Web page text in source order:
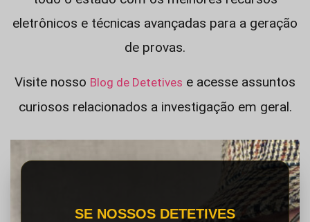
eletrônicos e técnicas avançadas para a geração
de provas.
Visite nosso Blog de Detetives e acesse assuntos
curiosos relacionados a investigação em geral.
SE NOSSOS DETETIVES